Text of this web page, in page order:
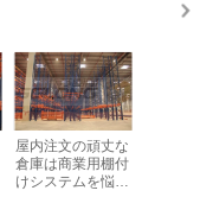
屋内注文の頑丈な
倉庫は商業用棚付
けシステムを悩ま